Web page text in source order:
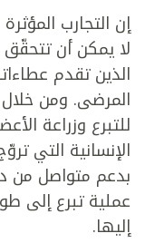
إن التجارب
لا يمكن أن تتحقّق
الذين تقدم
المرضى. ومن خلال
للتبرع وزراعة
الإنسانية التي
بدعم متواصل من
عملية تبرع إلى
إليها.